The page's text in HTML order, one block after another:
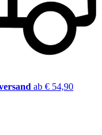
ab € 54,90